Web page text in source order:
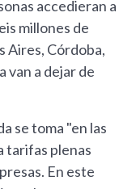
accedieran a
millones de
Aires, Córdoba,
van a dejar de
se toma "en las
tarifas plenas
En este